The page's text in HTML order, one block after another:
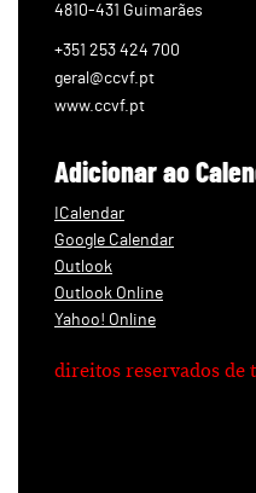
4810-431 Guimarães
+351 253 424 700
geral@ccvf.pt
www.ccvf.pt
Adicionar ao
ICalendar
Google Calendar
Outlook
Outlook Online
Yahoo! Online
direitos reservados de